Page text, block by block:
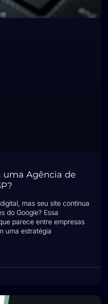
uma Agência de
mas seu site continua
do Google? Essa
parece entre empresas
uma estratégia